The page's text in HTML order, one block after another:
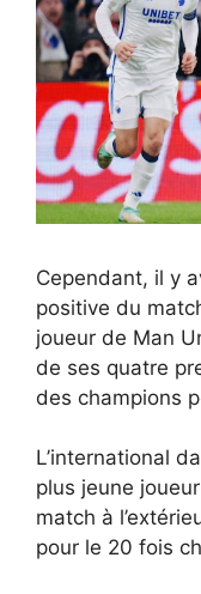
Cependant, il y
positive du
joueur de Man
de ses quatre
des champions
L’international
plus jeune
match à
pour le 20 fois